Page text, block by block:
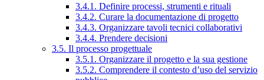
3.4.1. Definire processi, strumenti e rituali
3.4.2. Curare la documentazione di progetto
3.4.3. Organizzare tavoli tecnici collaborativi
3.4.4. Prendere decisioni
3.5. Il processo progettuale
3.5.1. Organizzare il progetto e la sua gestione
3.5.2. Comprendere il contesto d’uso del servizio